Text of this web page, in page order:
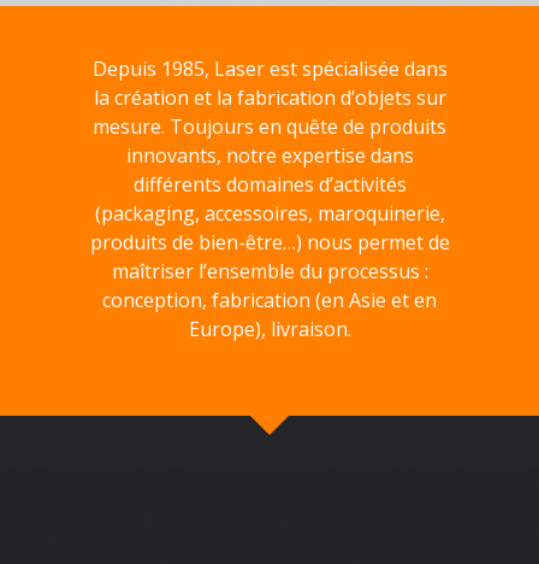
Depuis 1985, Laser est spécialisée dans
la création et la fabrication d’objets sur
mesure. Toujours en quête de produits
innovants, notre expertise dans
différents domaines d’activités
(packaging, accessoires, maroquinerie,
produits de bien-être…) nous permet de
maîtriser l’ensemble du processus :
conception, fabrication (en Asie et en
Europe), livraison.